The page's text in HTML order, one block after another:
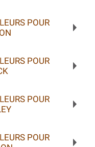
POUR
POUR
POUR
POUR